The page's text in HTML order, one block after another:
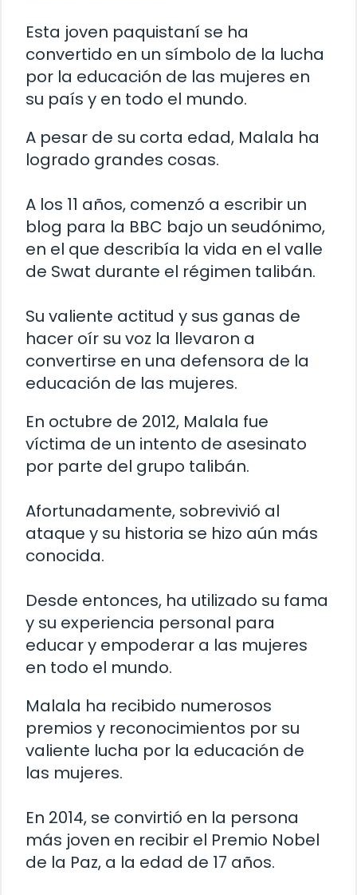
Esta joven paquistaní se ha
convertido en un símbolo de la lucha
por la educación de las mujeres en
su país y en todo el mundo.
A pesar de su corta edad, Malala ha
logrado grandes cosas.
A los 11 años, comenzó a escribir un
blog para la BBC bajo un seudónimo,
en el que describía la vida en el valle
de Swat durante el régimen talibán.
Su valiente actitud y sus ganas de
hacer oír su voz la llevaron a
convertirse en una defensora de la
educación de las mujeres.
En octubre de 2012, Malala fue
víctima de un intento de asesinato
por parte del grupo talibán.
Afortunadamente, sobrevivió al
ataque y su historia se hizo aún más
conocida.
Desde entonces, ha utilizado su fama
y su experiencia personal para
educar y empoderar a las mujeres
en todo el mundo.
Malala ha recibido numerosos
premios y reconocimientos por su
valiente lucha por la educación de
las mujeres.
En 2014, se convirtió en la persona
más joven en recibir el Premio Nobel
de la Paz, a la edad de 17 años.